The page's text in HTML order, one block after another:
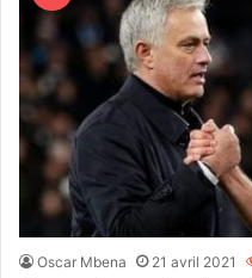
Oscar Mbena 21 avril 2021